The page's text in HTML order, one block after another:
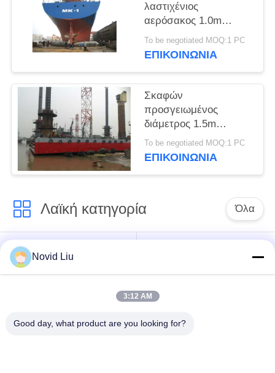
λαστιχένιος
αερόσακος 1.0m
μεταφορών διάμετρος
To be negotiated MOQ:1 PC
ΕΠΙΚΟΙΝΩΝΙΑ
Σκαφών
προσγειωμένος
διάμετρος 1.5m
αερόσακων
προώθησης θαλάσσια
To be negotiated MOQ:1 PC
ΕΠΙΚΟΙΝΩΝΙΑ
Λαϊκή κατηγορία Όλα
Πνευματικό
θαλάσσιο
κιγκλίδωμα
yokohama
λαστιχένια
λαστιχένιος
Novid Liu
3:12 AM
Good day, what product are you looking for?